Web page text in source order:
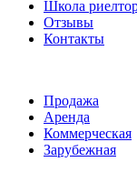
Школа
Отзывы
Контакты
Продажа
Аренда
Коммерческая
Зарубежная